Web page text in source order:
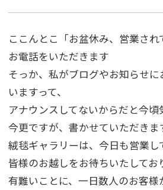
ここんとこ「お盆休み、営業され
お電話をいただきます
そっか、私がブログやお知らせ
いますって、
アナウンスしてないからだと今頃
今更ですが、書かせていただきま
絨毯ギャラリーは、今日も営業し
皆様のお越しをお待ちいたしてお
有難いことに、一日数人のお客